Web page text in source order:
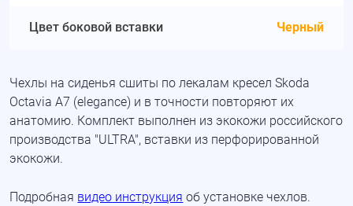
Цвет боковой вставки Черный
Чехлы на сиденья сшиты по лекалам кресел Skoda
Octavia A7 (elegance) и в точности повторяют их
анатомию. Комплект выполнен из экокожи российского
производства "ULTRA", вставки из перфорированной
экокожи.
Подробная видео инструкция об установке чехлов.